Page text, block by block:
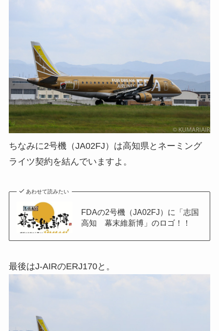
ちなみに2号機（JA02FJ）は高知県とネーミング
ライツ契約を結んでいますよ。
あわせて読みたい
FDAの2号機（JA02FJ）に「志国
高知 幕末維新博」のロゴ！！
最後はJ-AIRのERJ170と。